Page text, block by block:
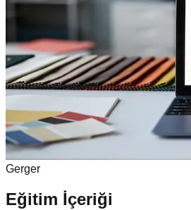
Gerger
Eğitim İçeriği